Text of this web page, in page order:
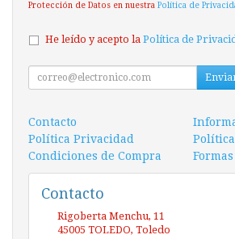
Protección de Datos en nuestra Política de
He leído y acepto la Política de
Contacto
Política Privacidad
Condiciones de Compra
Contacto
Rigoberta Menchu, 11
45005 TOLEDO, Toledo